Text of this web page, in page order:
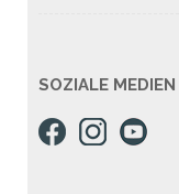
SOZIALE MEDIEN